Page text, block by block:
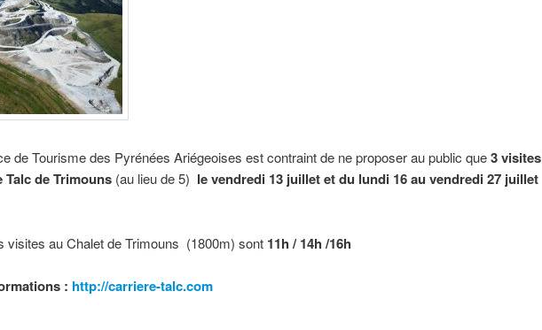
de Tourisme des Pyrénées Ariégeoises est contraint de ne proposer au public que3 visites
Talc de Trimouns (au lieu de 5) le vendredi 13 juillet et du lundi 16 au vendredi 27 juillet
visites au Chalet de Trimouns (1800m) sont 11h / 14h /16h
: http://carriere-talc.com